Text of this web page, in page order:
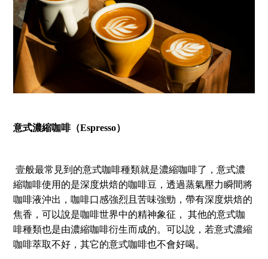
意式濃縮咖啡（Espresso）
壹般最常見到的意式咖啡種類就是濃縮咖啡了，意式濃
縮咖啡使用的是深度烘焙的咖啡豆，透過蒸氣壓力瞬間將
咖啡液沖出，咖啡口感強烈且苦味強勁，帶有深度烘焙的
焦香，可以說是咖啡世界中的精神象征， 其他的意式咖
啡種類也是由濃縮咖啡衍生而成的。可以說，若意式濃縮
咖啡萃取不好，其它的意式咖啡也不會好喝。